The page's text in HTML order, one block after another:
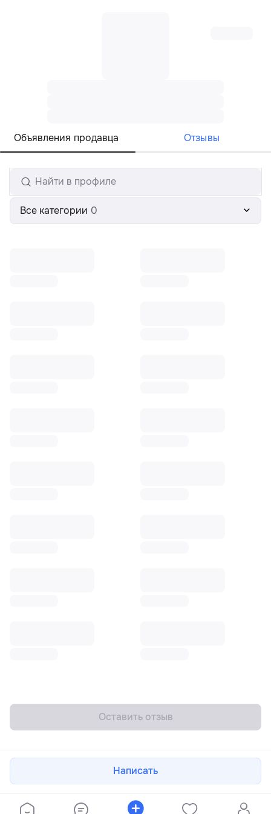
Объявления продавца Отзывы
Все категории 0
Оставить отзыв
Написать